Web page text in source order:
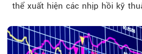
thể xuất hiện các nhịp hồi kỹ